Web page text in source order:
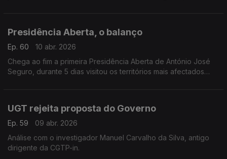
Presidência Aberta, o balanço
Ep. 60
10 abr. 2026
Chega ao fim a primeira Presidência Aberta de António José
Seguro, durante 5 dias visitou os territórios mais afectados
UGT rejeita proposta do Governo
Ep. 59
09 abr. 2026
Análise com o investigador Manuel Carvalho da Silva, antigo
dirigente da CGTP-in.